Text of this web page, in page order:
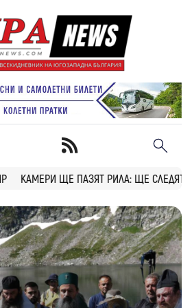
ЩЕ СЛЕДЯТ ЗА ПОЖАРИ,